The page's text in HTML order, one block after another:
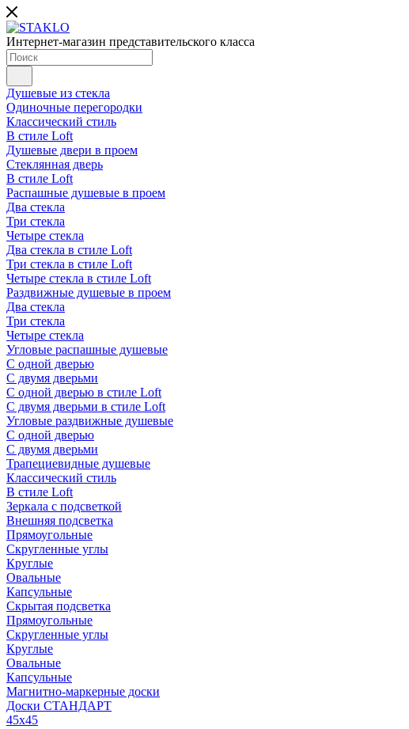
Интернет-магазин представительского класса
Душевые из стекла
Одиночные перегородки
Классический стиль
В стиле Loft
Душевые двери в проем
Стеклянная дверь
В стиле Loft
Распашные душевые в проем
Два стекла
Три стекла
Четыре стекла
Два стекла в стиле Loft
Три стекла в стиле Loft
Четыре стекла в стиле Loft
Раздвижные душевые в проем
Два стекла
Три стекла
Четыре стекла
Угловые распашные душевые
С одной дверью
С двумя дверьми
С одной дверью в стиле Loft
С двумя дверьми в стиле Loft
Угловые раздвижные душевые
С одной дверью
С двумя дверьми
Трапециевидные душевые
Классический стиль
В стиле Loft
Зеркала с подсветкой
Внешняя подсветка
Прямоугольные
Скругленные углы
Круглые
Овальные
Капсульные
Скрытая подсветка
Прямоугольные
Скругленные углы
Круглые
Овальные
Капсульные
Магнитно-маркерные доски
Доски СТАНДАРТ
45x45